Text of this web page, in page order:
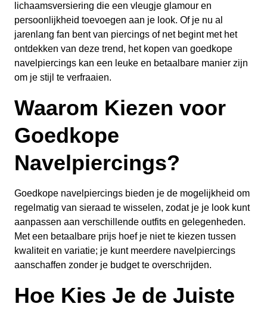
lichaamsversiering die een vleugje glamour en
persoonlijkheid toevoegen aan je look. Of je nu al
jarenlang fan bent van piercings of net begint met het
ontdekken van deze trend, het kopen van goedkope
navelpiercings kan een leuke en betaalbare manier zijn
om je stijl te verfraaien.
Waarom Kiezen voor
Goedkope
Navelpiercings?
Goedkope navelpiercings bieden je de mogelijkheid om
regelmatig van sieraad te wisselen, zodat je je look kunt
aanpassen aan verschillende outfits en gelegenheden.
Met een betaalbare prijs hoef je niet te kiezen tussen
kwaliteit en variatie; je kunt meerdere navelpiercings
aanschaffen zonder je budget te overschrijden.
Hoe Kies Je de Juiste